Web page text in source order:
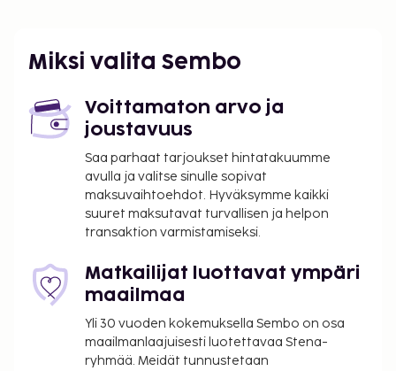
Miksi valita Sembo
Voittamaton arvo ja
joustavuus
Saa parhaat tarjoukset hintatakuumme
avulla ja valitse sinulle sopivat
maksuvaihtoehdot. Hyväksymme kaikki
suuret maksutavat turvallisen ja helpon
transaktion varmistamiseksi.
Matkailijat luottavat ympäri
maailmaa
Yli 30 vuoden kokemuksella Sembo on osa
maailmanlaajuisesti luotettavaa Stena-
ryhmää. Meidät tunnustetaan